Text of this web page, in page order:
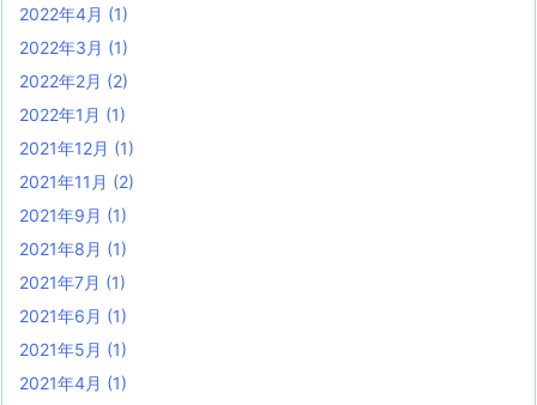
2022年4月 (1)
2022年3月 (1)
2022年2月 (2)
2022年1月 (1)
2021年12月 (1)
2021年11月 (2)
2021年9月 (1)
2021年8月 (1)
2021年7月 (1)
2021年6月 (1)
2021年5月 (1)
2021年4月 (1)